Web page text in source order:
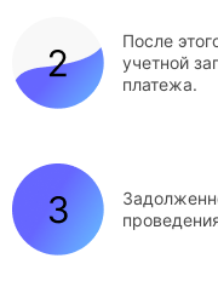
После
учетной
платежа.